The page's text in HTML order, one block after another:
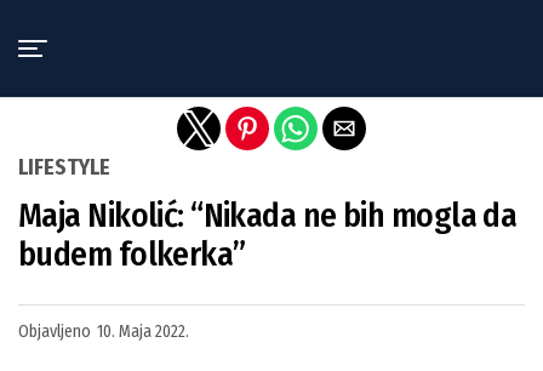
LIFESTYLE
Maja Nikolić: “Nikada ne bih mogla da
budem folkerka”
Objavljeno 10. Maja 2022.